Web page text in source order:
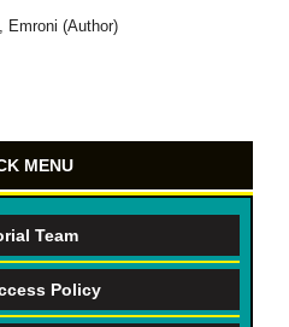
Emroni (Author)
MENU
Team
Policy